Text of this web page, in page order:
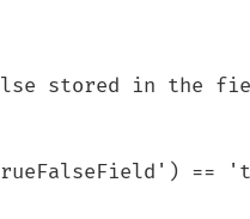
stored in the